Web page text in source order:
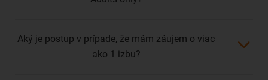
Aký je postup v prípade, že mám záujem o viac
ako 1 izbu?